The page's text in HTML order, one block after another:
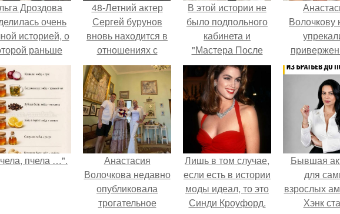
Дроздова
очень
историей, о
раньше
не говорила.
48-Летний актер
Сергей бурунов
вновь находится в
отношениях с
молодой девушкой
Екатериной Леви,
которая младше
его на 12 лет.
В этой истории не
было подпольного
кабинета и
"Мастера После
Двухнедельных
Курсов".
Волочкову
устаревшим
пчела …".
Анастасия
Волочкова недавно
опубликовала
трогательное
Лишь в том случае,
если есть в истории
моды идеал, то это
Синди Кроуфорд.
Бывшая
для
взрослых
Хэнк